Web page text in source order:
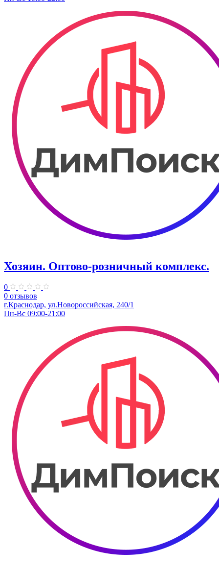
Хозяин. ​Оптово-розничный комплекс.
0
0 отзывов
г.Краснодар, ул.Новороссийская, 240/1
Пн-Вс 09:00-21:00